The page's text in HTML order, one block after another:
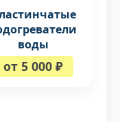
воды
от 5 000 ₽